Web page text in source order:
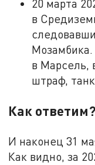
20 марта
в
Мозамбика.
в Марсель,
штраф,
Как
И наконец 31
Как видно, за